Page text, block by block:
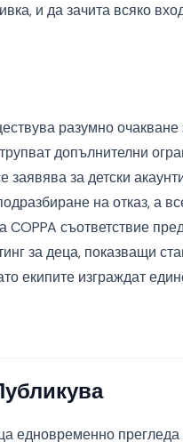
и да зачита всяко
разумно очакване
допълнителни
заявява за детски
на отказ, а
съответствие
за деца, показващи
екипите изграждат
едновременно